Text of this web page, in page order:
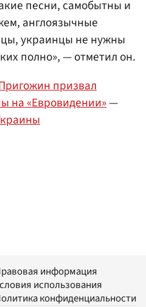
песни, самобытны и
англоязычные
украинцы не нужны
полно», — отметил он.
призвал
на «Евровидении»—
информация
использования
конфиденциальности